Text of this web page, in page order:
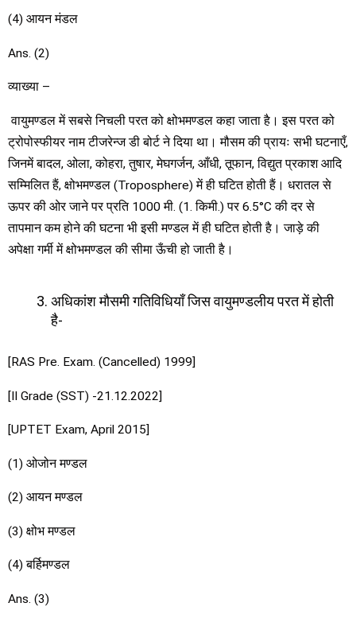
(4) आयन मंडल
Ans. (2)
व्याख्या –
वायुमण्डल में सबसे निचली परत को क्षोभमण्डल कहा जाता है। इस परत को
ट्रोपोस्फीयर नाम टीजरेन्ज डी बोर्ट ने दिया था। मौसम की प्रायः सभी घटनाएँ,
जिनमें बादल, ओला, कोहरा, तुषार, मेघगर्जन, आँधी, तूफान, विद्युत प्रकाश आदि
सम्मिलित हैं, क्षोभमण्डल (Troposphere) में ही घटित होती हैं। धरातल से
ऊपर की ओर जाने पर प्रति 1000 मी. (1. किमी.) पर 6.5°C की दर से
तापमान कम होने की घटना भी इसी मण्डल में ही घटित होती है। जाड़े की
अपेक्षा गर्मी में क्षोभमण्डल की सीमा ऊँची हो जाती है।
अधिकांश मौसमी गतिविधियाँ जिस वायुमण्डलीय परत में होती
है-
[RAS Pre. Exam. (Cancelled) 1999]
[II Grade (SST) -21.12.2022]
[UPTET Exam, April 2015]
(1) ओजोन मण्डल
(2) आयन मण्डल
(3) क्षोभ मण्डल
(4) बर्हिमण्डल
Ans. (3)